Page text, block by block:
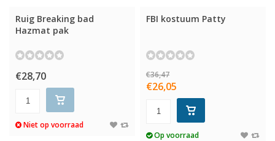
Ruig Breaking bad
Hazmat pak
€28,70
Niet op voorraad
FBI kostuum Patty
€36,47
€26,05
Op voorraad